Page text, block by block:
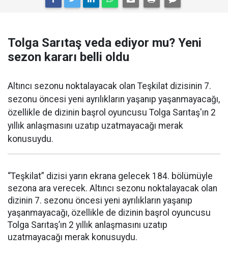
Tolga Sarıtaş veda ediyor mu? Yeni
sezon kararı belli oldu
Altıncı sezonu noktalayacak olan Teşkilat dizisinin 7.
sezonu öncesi yeni ayrılıkların yaşanıp yaşanmayacağı,
özellikle de dizinin başrol oyuncusu Tolga Sarıtaş'ın 2
yıllık anlaşmasını uzatıp uzatmayacağı merak
konusuydu.
“Teşkilat” dizisi yarın ekrana gelecek 184. bölümüyle
sezona ara verecek. Altıncı sezonu noktalayacak olan
dizinin 7. sezonu öncesi yeni ayrılıkların yaşanıp
yaşanmayacağı, özellikle de dizinin başrol oyuncusu
Tolga Sarıtaş’ın 2 yıllık anlaşmasını uzatıp
uzatmayacağı merak konusuydu.